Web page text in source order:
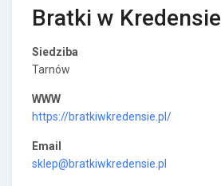
Bratki w Kredensie
Siedziba
Tarnów
WWW
https://bratkiwkredensie.pl/
Email
sklep@bratkiwkredensie.pl